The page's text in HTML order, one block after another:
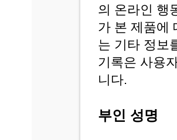
의 온라인 행
가 본 제품에
는 기타 정보
기록은 사용
니다.
부인 성명